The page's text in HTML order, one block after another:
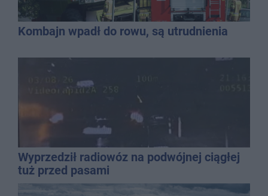
Kombajn wpadł do rowu, są utrudnienia
Wyprzedził radiowóz na podwójnej ciągłej
tuż przed pasami